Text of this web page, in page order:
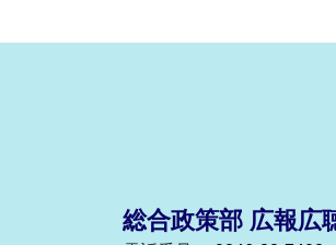
総合政策部 広報広